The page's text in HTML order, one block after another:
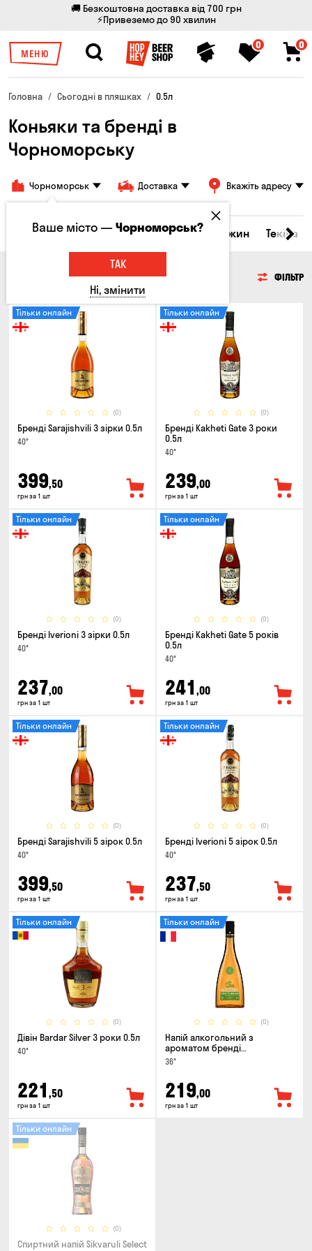
🚚 Безкоштовна доставка від 700 грн
⚡Привеземо до 90 хвилин
МЕНЮ
0 0
Головна Сьогодні в пляшках 0.5л
Коньяки та бренді в
Чорноморську
Чорноморськ Доставка Вкажіть адресу
та настоянки Коньяки та бренді Джин Текіла
КОНЬЯКИ ТА БРЕНДІ ФІЛЬТР
(0)
Тільки онлайн
Бренді Sarajishvili 3 зірки 0.5л
40°
399,50
грн за 1 шт
(0)
Тільки онлайн
Бренді Kakheti Gate 3 роки
0.5л
40°
239,00
грн за 1 шт
(0)
Тільки онлайн
Бренді Iverioni 3 зірки 0.5л
40°
237,00
грн за 1 шт
(0)
Тільки онлайн
Бренді Kakheti Gate 5 років
0.5л
40°
241 ,00
грн за 1 шт
(0)
Тільки онлайн
Бренді Sarajishvili 5 зірок 0.5л
40°
399,50
грн за 1 шт
(0)
Тільки онлайн
Бренді Iverioni 5 зірок 0.5л
40°
237,50
грн за 1 шт
(0)
Тільки онлайн
Дівін Bardar Silver 3 роки 0.5л
40°
221 ,50
грн за 1 шт
(0)
Тільки онлайн
Напій алкогольний з
ароматом бренді
Renaissance Cinamon & Apple
36°
219,00
грн за 1 шт
(0)
Тільки онлайн
Спиртний напій Sikvaruli Select
Ваше місто —Чорноморськ?
ТАК
Ні, змінити